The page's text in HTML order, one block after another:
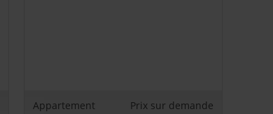
Appartement Prix sur demande